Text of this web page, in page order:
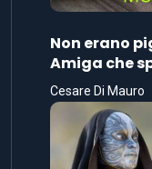
Non erano
Amiga che
Cesare Di Mauro